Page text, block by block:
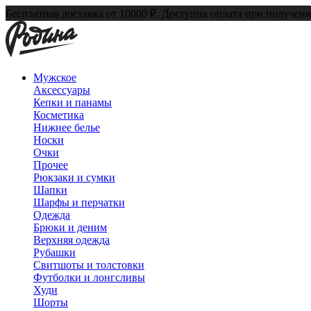
Бесплатная доставка от 10000 ₽. Доступна оплата при
Мужское
Аксессуары
Кепки и панамы
Косметика
Нижнее белье
Носки
Очки
Прочее
Рюкзаки и сумки
Шапки
Шарфы и перчатки
Одежда
Брюки и деним
Верхняя одежда
Рубашки
Свитшоты и толстовки
Футболки и лонгсливы
Худи
Шорты